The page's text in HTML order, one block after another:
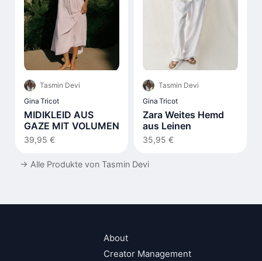
Tasmin Devi
Gina Tricot
MIDIKLEID AUS
GAZE MIT VOLUMEN
39,95 €
Tasmin Devi
Gina Tricot
Zara Weites Hemd
aus Leinen
35,95 €
→ Alle Produkte von Tasmin Devi
About
Creator Management